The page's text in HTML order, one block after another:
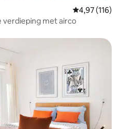
Gemiddelde
4,97 (116)
verdieping met airco